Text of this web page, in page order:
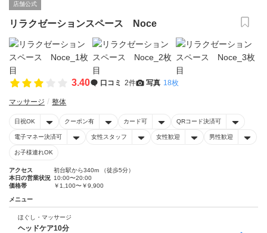
店舗公式
リラクゼーションスペース Noce
3.40 口コミ 2件 写真 18枚
マッサージ 整体
日祝OK クーポン有 カード可 QRコード決済可
電子マネー決済可 女性スタッフ 女性歓迎 男性歓迎
お子様連れOK
アクセス
初台駅から340m （徒歩5分）
本日の営業状況 10:00〜20:00
価格帯
￥1,100〜￥9,900
メニュー
ほぐし・マッサージ
ヘッドケア10分